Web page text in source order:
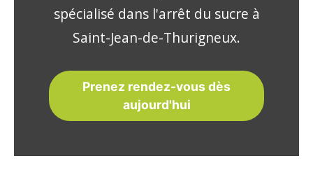
spécialisé dans l'arrêt du sucre à
Saint-Jean-de-Thurigneux.
Prenez rendez-vous dès
aujourd'hui